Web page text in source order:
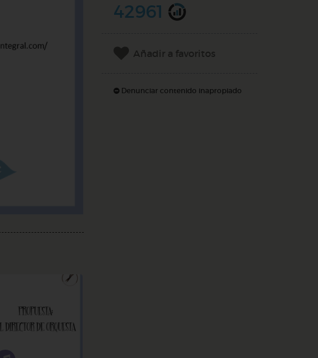
42961
Añadir a favoritos
Denunciar contenido inapropiado